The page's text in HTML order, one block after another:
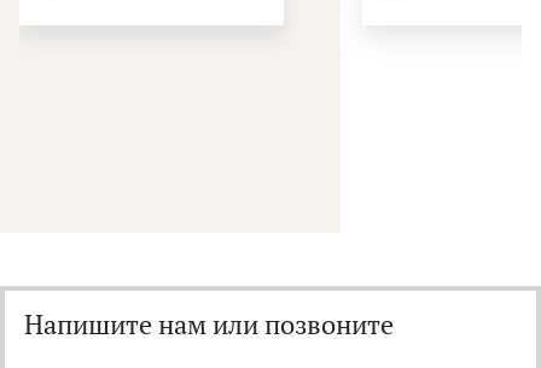
Напишите нам или позвоните